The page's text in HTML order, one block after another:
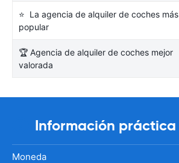
⭐ La agencia de alquiler de coches más
popular
🏆 Agencia de alquiler de coches mejor
valorada
Información práctica
Moneda